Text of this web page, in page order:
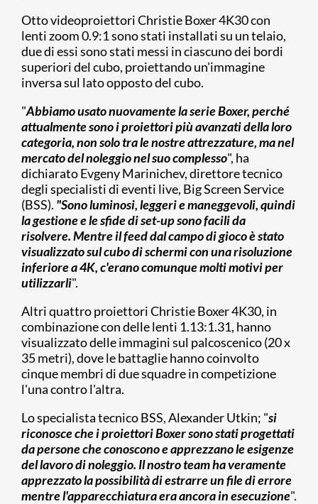
Otto videoproiettori Christie Boxer 4K30 con
lenti zoom 0.9:1 sono stati installati su un telaio,
due di essi sono stati messi in ciascuno dei bordi
superiori del cubo, proiettando un'immagine
inversa sul lato opposto del cubo.
"Abbiamo usato nuovamente la serie Boxer, perché
attualmente sono i proiettori più avanzati della loro
categoria, non solo tra le nostre attrezzature, ma nel
mercato del noleggio nel suo complesso", ha
dichiarato Evgeny Marinichev, direttore tecnico
degli specialisti di eventi live, Big Screen Service
(BSS). "Sono luminosi, leggeri e maneggevoli, quindi
la gestione e le sfide di set-up sono facili da
risolvere. Mentre il feed dal campo di gioco è stato
visualizzato sul cubo di schermi con una risoluzione
inferiore a 4K, c'erano comunque molti motivi per
utilizzarli".
Altri quattro proiettori Christie Boxer 4K30, in
combinazione con delle lenti 1.13:1.31, hanno
visualizzato delle immagini sul palcoscenico (20 x
35 metri), dove le battaglie hanno coinvolto
cinque membri di due squadre in competizione
l'una contro l'altra.
Lo specialista tecnico BSS, Alexander Utkin; "si
riconosce che i proiettori Boxer sono stati progettati
da persone che conoscono e apprezzano le esigenze
del lavoro di noleggio. Il nostro team ha veramente
apprezzato la possibilità di estrarre un file di errore
mentre l'apparecchiatura era ancora in esecuzione".